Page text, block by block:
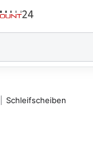
Schleifscheiben